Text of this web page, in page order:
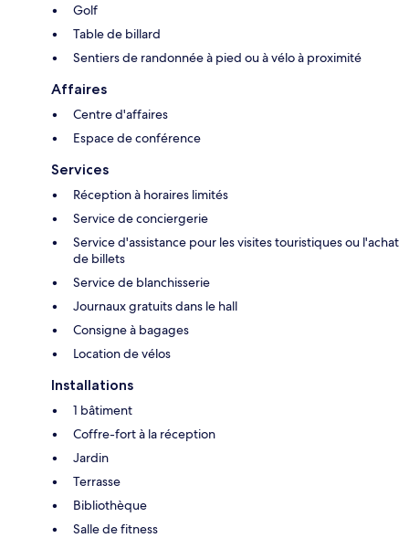
Golf
Table de billard
Sentiers de randonnée à pied ou à vélo à proximité
Affaires
Centre d'affaires
Espace de conférence
Services
Réception à horaires limités
Service de conciergerie
Service d'assistance pour les visites touristiques ou l'achat
de billets
Service de blanchisserie
Journaux gratuits dans le hall
Consigne à bagages
Location de vélos
Installations
1 bâtiment
Coffre-fort à la réception
Jardin
Terrasse
Bibliothèque
Salle de fitness